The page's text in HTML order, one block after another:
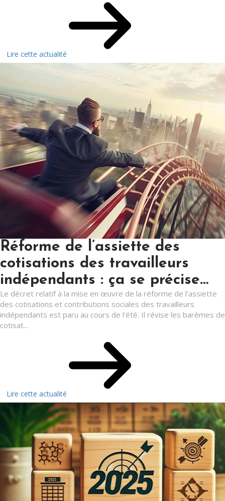
Lire cette actualité
Réforme de l’assiette des
cotisations des travailleurs
indépendants : ça se précise…
Le décret relatif à la mise en œuvre de la réforme de l’assiette
des cotisations et contributions sociales des travailleurs
indépendants est paru au cours de l’été. Il révise les barèmes de
cotisat...
Lire cette actualité